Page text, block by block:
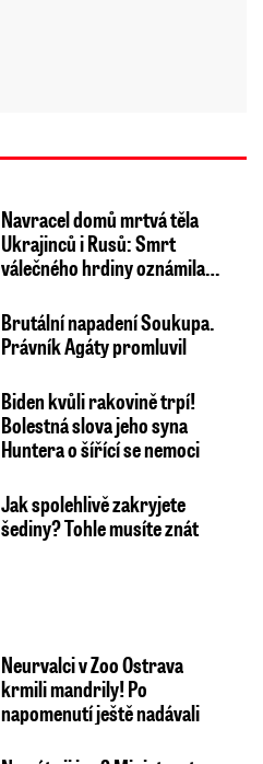
Navracel domů mrtvá těla
Ukrajinců i Rusů: Smrt
válečného hrdiny oznámila…
Brutální napadení Soukupa.
Právník Agáty promluvil
Biden kvůli rakovině trpí!
Bolestná slova jeho syna
Huntera o šířící se nemoci
Jak spolehlivě zakryjete
šediny? Tohle musíte znát
Neurvalci v Zoo Ostrava
krmili mandrily! Po
napomenutí ještě nadávali